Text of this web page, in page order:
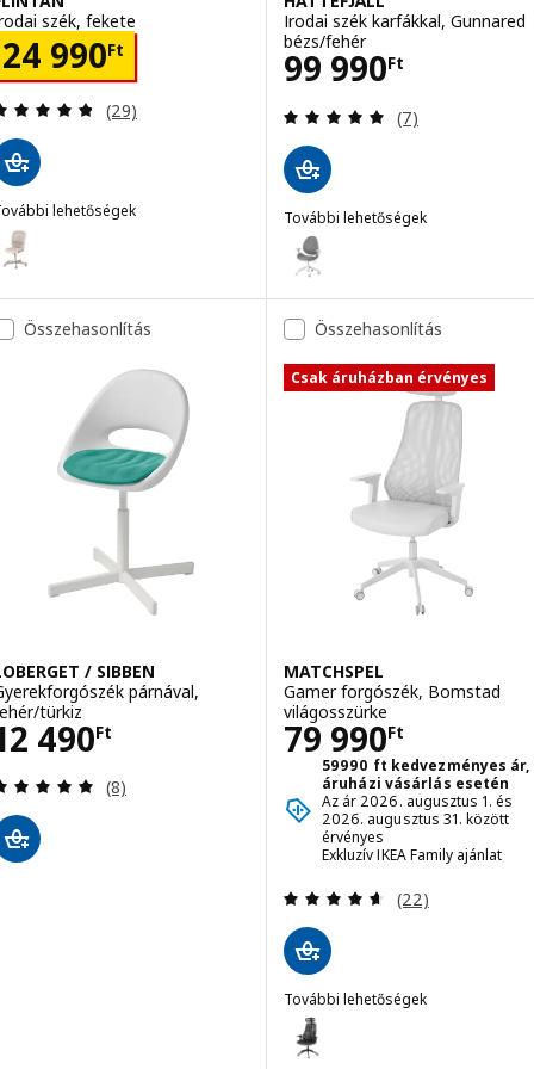
szék, fekete
24 990Ft
24990Ft
Vélemény: 4.8 kívül 5 csillag. Összes vélemény:
(29)
lehetőségek
FLINTAN, Irodai szék, bézs
Irodai szék karfákkal, Gunnared
bézs/fehér
99 990Ft
Ár 99990Ft
Vélemény: 4.9
(7)
További lehetőségek
HATTEFJÄLL
Lehetőség: HATTEFJÄLL,
Összehasonlítás
/ SIBBEN
párnával,
türkiz
490Ft
12490Ft
Vélemény: 4.9 kívül 5 csillag. Összes vélemény:
(8)
Összehasonlítás
Csak áruházban érvényes
MATCHSPEL
Gamer forgószék, Bomstad
világosszürke
79 990Ft
Ár 79990Ft
59990 ft kedvezményes ár,
áruházi vásárlás esetén
Az ár 2026. augusztus 1. és
2026. augusztus 31. között
érvényes
Exkluzív IKEA Family ajánlat
Vélemény: 4.6
(22)
További lehetőségek
MATCHSPEL
Lehetőség: MATCHSPEL,